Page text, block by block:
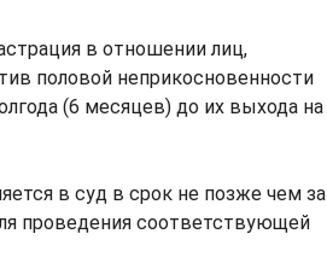
в отношении лиц,
половой неприкосновенности
(6 месяцев) до их выхода на
в суд в срок не позже чем за
проведения соответствующей